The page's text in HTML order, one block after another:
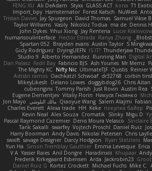
FENG XU Ali DeAdam Styxx GLASS ACT kona T1 Exotic
Import_bpy Hamsternator Forest Katsch NuWest
Tristan Davies Jay Spurgeon David Thomas Samuel Vikse
Taylor Williams Vasily Nikoloz Todua ma de Dennis
John Dykes Yihui Xiong Jay Renteria Lucie
humansoulinterface Hector Estrada Ranya Zhong
Spartan 052 Brayden evans Austin Taylor S
Gicly Rodríguez DryingUEFN IS IT? Thunderjaw
Studio 9 Alberto Hernandez Running Man Digital
Dan Palasz Fadil Bay Fabricio BJS Ash Younes Mr Memz
The Mighty KC Nifty Nic UltimateTJF Quistis Reinier
Adrián ramos Oachkatzl Schwoaf dr32768 corbin
MikeyLikesIt Delano Lowes doggybdog26 Chris Aitan
cubeorigins Tommy Parish Just Rovin Austin Rea
Eugene Dementjev Vitaliy Florin Никуся Гноянко
Jon Mayo مالك البلوشي Qiaoyue Wang Salem Alajmi
Charles Everett Alexa trade HH Keke покупка байер
Kevin Neal Alex Souza Cromatik Slinky Migu D
Pascal Raymond Cazemier Denis Moura Velasco Sinclaire
Tarik Sakalli swarfey Vojtech Proschl Daniel Ruiz
Harry Boorman Andy Davis Nikolai Petersen Chris
swxift savage Designer Darcy Hodgson Ryan Stelzleni
Yun Ha Simon Tremblay Gauthier Emma Levesque
V A Yasser Raies Anil Dongre Haradinxiii Khupaar
Frederik Kirkegaard Esbensen Arda Jackrobin23 Groot
Daniel Ruiz G Kortez Crockett Michael Fuchs Mike C.